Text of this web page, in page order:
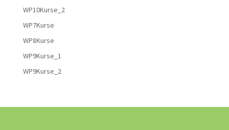
WP10Kurse_2
WP7Kurse
WP8Kurse
WP9Kurse_1
WP9Kurse_2